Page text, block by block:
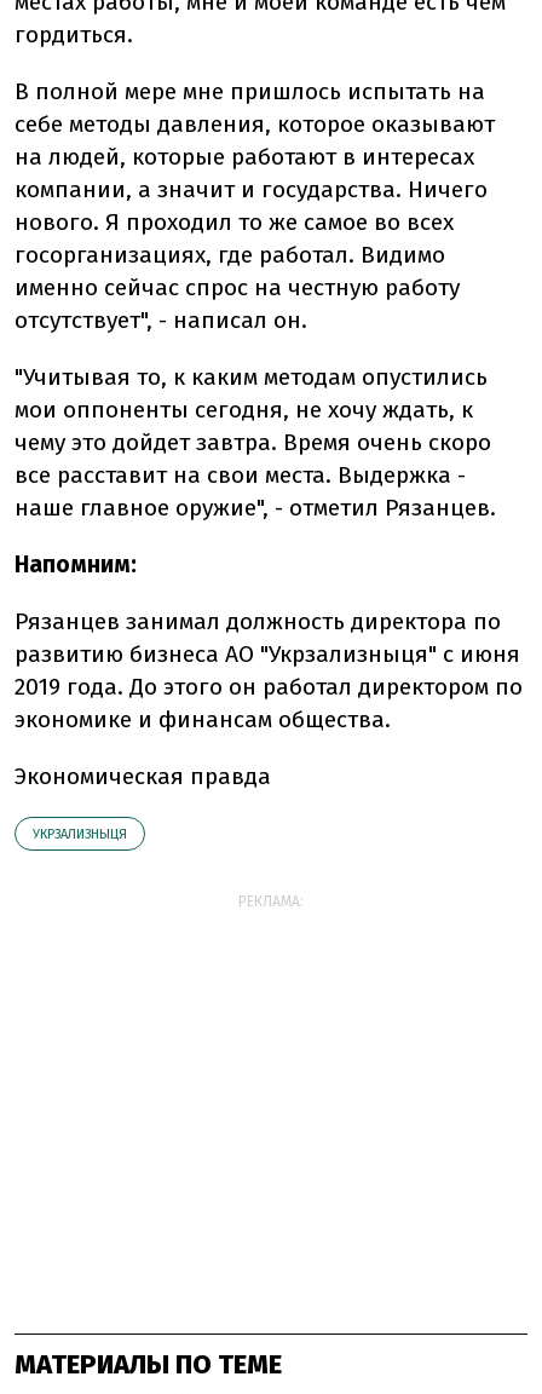
гордиться.
В полной мере мне пришлось испытать на
себе методы давления, которое оказывают
на людей, которые работают в интересах
компании, а значит и государства. Ничего
нового. Я проходил то же самое во всех
госорганизациях, где работал. Видимо
именно сейчас спрос на честную работу
отсутствует", - написал он.
"Учитывая то, к каким методам опустились
мои оппоненты сегодня, не хочу ждать, к
чему это дойдет завтра. Время очень скоро
все расставит на свои места. Выдержка -
наше главное оружие", - отметил Рязанцев.
Напомним:
Рязанцев занимал должность директора по
развитию бизнеса АО "Укрзализныця" с июня
2019 года. До этого он работал директором по
экономике и финансам общества.
Экономическая правда
УКРЗАЛИЗНЫЦЯ
РЕКЛАМА:
МАТЕРИАЛЫ ПО ТЕМЕ